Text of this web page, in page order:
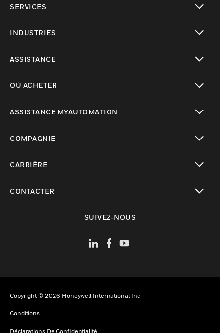
SERVICES
INDUSTRIES
ASSISTANCE
OÙ ACHETER
ASSISTANCE MYAUTOMATION
COMPAGNIE
CARRIÈRE
CONTACTER
SUIVEZ-NOUS
Copyright © 2026 Honeywell International Inc
Conditions
Déclarations De Confidentialité